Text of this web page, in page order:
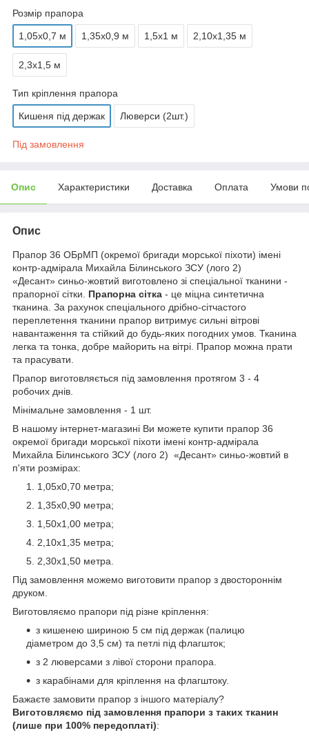
Розмір прапора
1,05х0,7 м 1,35х0,9 м 1,5х1 м 2,10х1,35 м
2,3х1,5 м
Тип кріплення прапора
Кишеня під держак Люверси (2шт.)
Під замовлення
Опис Характеристики Доставка Оплата Умови
Опис
Прапор 36 ОБрМП (окремої бригади морської піхоти) імені
контр-адмірала Михайла Білинського ЗСУ (лого 2)
«Десант» синьо-жовтий виготовлено зі спеціальної тканини -
прапорної сітки. Прапорна сітка - це міцна синтетична
тканина. За рахунок спеціального дрібно-сітчастого
переплетення тканини прапор витримує сильні вітрові
навантаження та стійкий до будь-яких погодних умов. Тканина
легка та тонка, добре майорить на вітрі. Прапор можна прати
та прасувати.
Прапор виготовляється під замовлення протягом 3 - 4
робочих днів.
Мінімальне замовлення - 1 шт.
В нашому інтернет-магазині Ви можете купити прапор 36
окремої бригади морської піхоти імені контр-адмірала
Михайла Білинського ЗСУ (лого 2) «Десант» синьо-жовтий в
п'яти розмірах:
1,05х0,70 метра;
1,35х0,90 метра;
1,50х1,00 метра;
2,10х1,35 метра;
2,30х1,50 метра.
Під замовлення можемо виготовити прапор з двостороннім
друком.
Виготовляємо прапори під різне кріплення:
з кишенею шириною 5 см під держак (палицю
діаметром до 3,5 см) та петлі під флагшток;
з 2 люверсами з лівої сторони прапора.
з карабінами для кріплення на флагштоку.
Бажаєте замовити прапор з іншого матеріалу?
Виготовляємо під замовлення прапори з таких тканин
(лише при 100% передоплаті):